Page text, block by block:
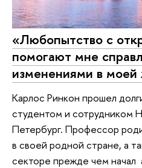
«Любопытство с
помогают мне
изменениями в моей
Карлос Ринкон прошел
студентом и
Петербург. Профессор
в своей родной стране, а
секторе прежде чем начал